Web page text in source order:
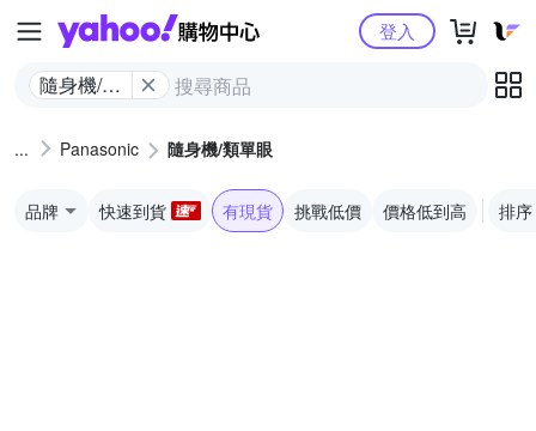
Yahoo購物中心
隨身機/類
登入
Panasonic 隨身機/類單眼
品牌 快速到貨 有現貨 挑戰低價 價格低到高 排序